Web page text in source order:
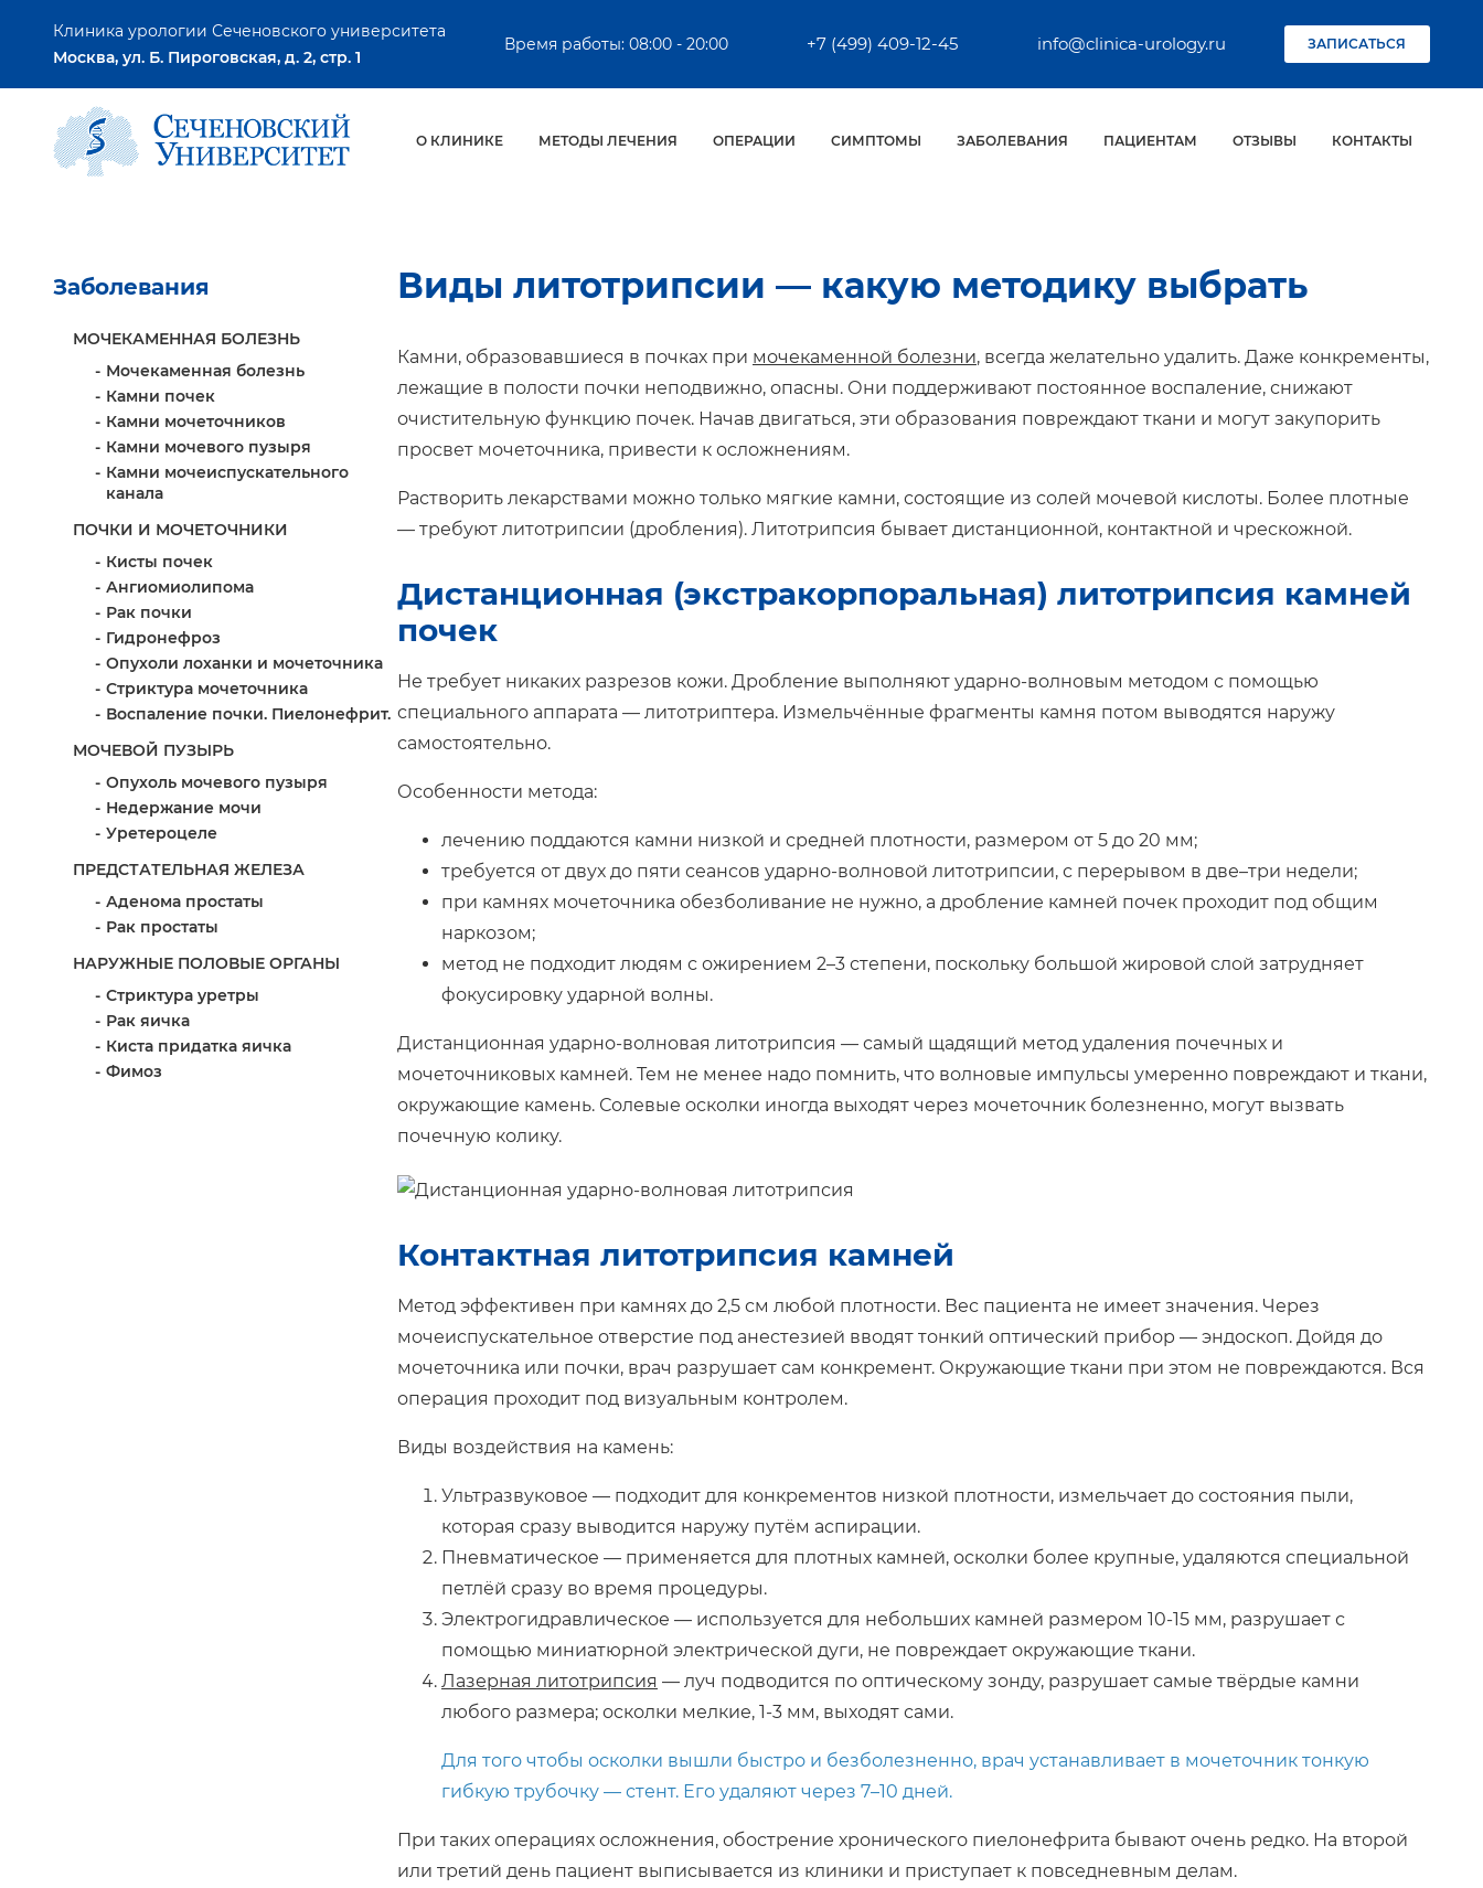
Клиника урологии Сеченовского университета
Москва, ул. Б. Пироговская, д. 2, стр. 1
Время работы: 08:00 - 20:00 +7 (499) 409-12-45 info@clinica-urology.ru ЗАПИСАТЬСЯ
О КЛИНИКЕ МЕТОДЫ ЛЕЧЕНИЯ ОПЕРАЦИИ СИМПТОМЫ ЗАБОЛЕВАНИЯ ПАЦИЕНТАМ ОТЗЫВЫ КОНТАКТЫ
Виды литотрипсии — какую методику выбрать
Камни, образовавшиеся в почках при мочекаменной болезни, всегда желательно удалить. Даже конкременты,
лежащие в полости почки неподвижно, опасны. Они поддерживают постоянное воспаление, снижают
очистительную функцию почек. Начав двигаться, эти образования повреждают ткани и могут закупорить
просвет мочеточника, привести к осложнениям.
Растворить лекарствами можно только мягкие камни, состоящие из солей мочевой кислоты. Более плотные
— требуют литотрипсии (дробления). Литотрипсия бывает дистанционной, контактной и чрескожной.
Дистанционная (экстракорпоральная) литотрипсия камней
почек
Не требует никаких разрезов кожи. Дробление выполняют ударно-волновым методом с помощью
специального аппарата — литотриптера. Измельчённые фрагменты камня потом выводятся наружу
самостоятельно.
Особенности метода:
лечению поддаются камни низкой и средней плотности, размером от 5 до 20 мм;
требуется от двух до пяти сеансов ударно-волновой литотрипсии, с перерывом в две–три недели;
при камнях мочеточника обезболивание не нужно, а дробление камней почек проходит под общим
наркозом;
метод не подходит людям с ожирением 2–3 степени, поскольку большой жировой слой затрудняет
фокусировку ударной волны.
Дистанционная ударно-волновая литотрипсия — самый щадящий метод удаления почечных и
мочеточниковых камней. Тем не менее надо помнить, что волновые импульсы умеренно повреждают и ткани,
окружающие камень. Солевые осколки иногда выходят через мочеточник болезненно, могут вызвать
почечную колику.
Контактная литотрипсия камней
Метод эффективен при камнях до 2,5 см любой плотности. Вес пациента не имеет значения. Через
мочеиспускательное отверстие под анестезией вводят тонкий оптический прибор — эндоскоп. Дойдя до
мочеточника или почки, врач разрушает сам конкремент. Окружающие ткани при этом не повреждаются. Вся
операция проходит под визуальным контролем.
Виды воздействия на камень:
Ультразвуковое — подходит для конкрементов низкой плотности, измельчает до состояния пыли,
которая сразу выводится наружу путём аспирации.
Пневматическое — применяется для плотных камней, осколки более крупные, удаляются специальной
петлёй сразу во время процедуры.
Электрогидравлическое — используется для небольших камней размером 10-15 мм, разрушает с
помощью миниатюрной электрической дуги, не повреждает окружающие ткани.
Лазерная литотрипсия — луч подводится по оптическому зонду, разрушает самые твёрдые камни
любого размера; осколки мелкие, 1-3 мм, выходят сами.
Для того чтобы осколки вышли быстро и безболезненно, врач устанавливает в мочеточник тонкую
гибкую трубочку — стент. Его удаляют через 7–10 дней.
При таких операциях осложнения, обострение хронического пиелонефрита бывают очень редко. На второй
или третий день пациент выписывается из клиники и приступает к повседневным делам.
Заболевания
МОЧЕКАМЕННАЯ БОЛЕЗНЬ
Мочекаменная болезнь
Камни почек
Камни мочеточников
Камни мочевого пузыря
Камни мочеиспускательного
канала
ПОЧКИ И МОЧЕТОЧНИКИ
Кисты почек
Ангиомиолипома
Рак почки
Гидронефроз
Опухоли лоханки и мочеточника
Стриктура мочеточника
Воспаление почки. Пиелонефрит.
МОЧЕВОЙ ПУЗЫРЬ
Опухоль мочевого пузыря
Недержание мочи
Уретероцеле
ПРЕДСТАТЕЛЬНАЯ ЖЕЛЕЗА
Аденома простаты
Рак простаты
НАРУЖНЫЕ ПОЛОВЫЕ ОРГАНЫ
Стриктура уретры
Рак яичка
Киста придатка яичка
Фимоз